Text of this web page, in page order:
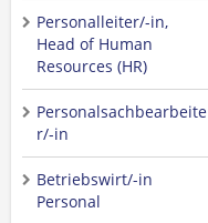
Personalleiter/-in,
Head of Human
Resources (HR)
Personalsachbearbeite
r/-in
Betriebswirt/-in
Personal